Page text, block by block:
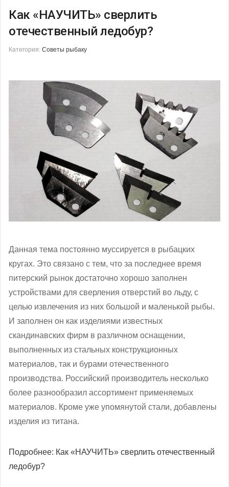
Как «НАУЧИТЬ» сверлить
отечественный ледобур?
Категория: Советы рыбаку
Данная тема постоянно муссируется в рыбацких
кругах. Это связано с тем, что за последнее время
питерский рынок достаточно хорошо заполнен
устройствами для сверления отверстий во льду, с
целью извлечения из них большой и маленькой рыбы.
И заполнен он как изделиями известных
скандинавских фирм в различном оснащении,
выполненных из стальных конструкционных
материалов, так и бурами отечественного
производства. Российский производитель несколько
более разнообразил ассортимент применяемых
материалов. Кроме уже упомянутой стали, добавлены
изделия из титана.
Подробнее: Как «НАУЧИТЬ» сверлить отечественный
ледобур?